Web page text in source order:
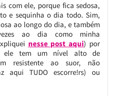
com ele, porque fica sedosa,
e sequinha o dia todo. Sim,
ao longo do dia, e também
ao dia como minha
nesse post aqui) por
ele tem um nível alto de
resistente ao suor, não
aqui TUDO escorre!rs) ou